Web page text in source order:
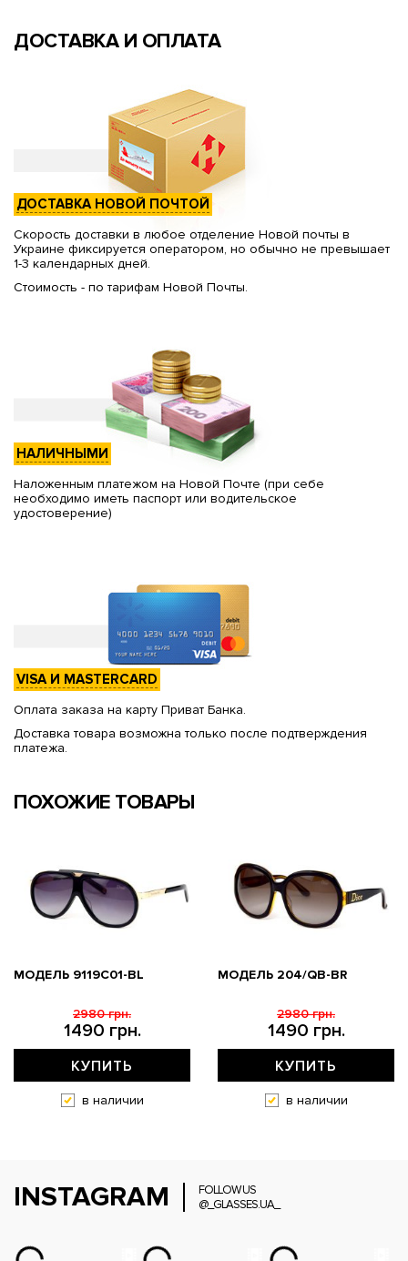
ДОСТАВКА И ОПЛАТА
ДОСТАВКА НОВОЙ ПОЧТОЙ
Скорость доставки в любое отделение Новой почты в
Украине фиксируется оператором, но обычно не превышает
1-3 календарных дней.
Стоимость - по тарифам Новой Почты.
НАЛИЧНЫМИ
Наложенным платежом на Новой Почте (при себе
необходимо иметь паспорт или водительское
удостоверение)
VISA И MASTERCARD
Оплата заказа на карту Приват Банка.
Доставка товара возможна только после подтверждения
платежа.
ПОХОЖИЕ ТОВАРЫ
МОДЕЛЬ 9119С01-BL
1490 грн.
2980 грн.
КУПИТЬ
в наличии
МОДЕЛЬ 204/QB-BR
1490 грн.
2980 грн.
КУПИТЬ
в наличии
INSTAGRAM
FOLLOW US
@_GLASSES.UA_